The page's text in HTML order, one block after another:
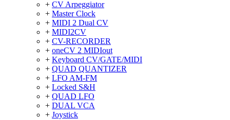
+ CV Arpeggiator
+ Master Clock
+ MIDI 2 Dual CV
+ MIDI2CV
+ CV-RECORDER
+ oneCV 2 MIDIout
+ Keyboard CV/GATE/MIDI
+ QUAD QUANTIZER
+ LFO AM-FM
+ Locked S&H
+ QUAD LFO
+ DUAL VCA
+ Joystick